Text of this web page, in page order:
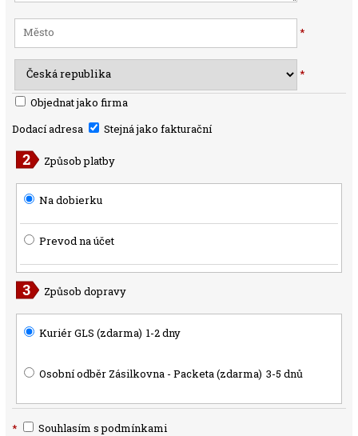
*
*
Objednat jako firma
Dodací adresa
Stejná jako fakturační
Způsob platby
Na dobierku
Prevod na účet
Způsob dopravy
Kuriér GLS (zdarma) 1-2 dny
Osobní odběr Zásilkovna - Packeta (zdarma) 3-5 dnů
* Souhlasím s podmínkami